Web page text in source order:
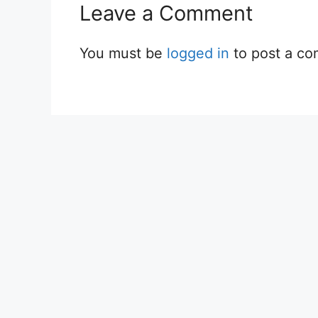
Leave a Comment
You must be logged in to post a